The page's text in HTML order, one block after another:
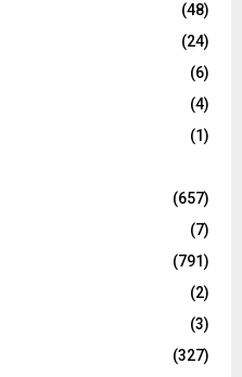
(48)
(24)
(6)
(4)
(1)
(657)
(7)
(791)
(2)
(3)
(327)